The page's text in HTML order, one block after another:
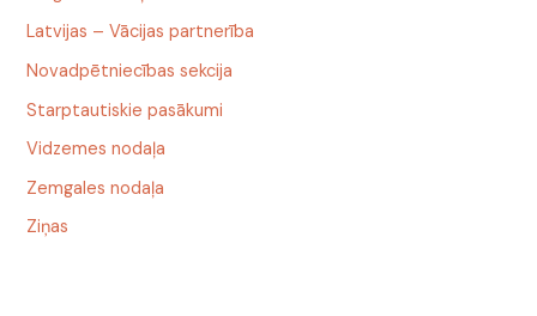
Latvijas – Vācijas partnerība
Novadpētniecības sekcija
Starptautiskie pasākumi
Vidzemes nodaļa
Zemgales nodaļa
Ziņas